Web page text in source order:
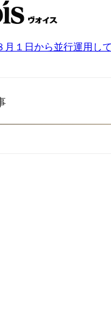
１日から並行運用し